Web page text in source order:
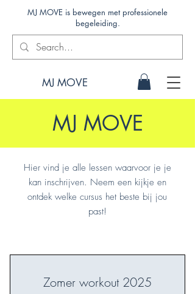
MJ MOVE is bewegen met professionele
begeleiding.
MJ MOVE
MJ MOVE
Hier vind je alle lessen waarvoor je je
kan inschrijven. Neem een kijkje en
ontdek welke cursus het beste bij jou
past!
Zomer workout 2025